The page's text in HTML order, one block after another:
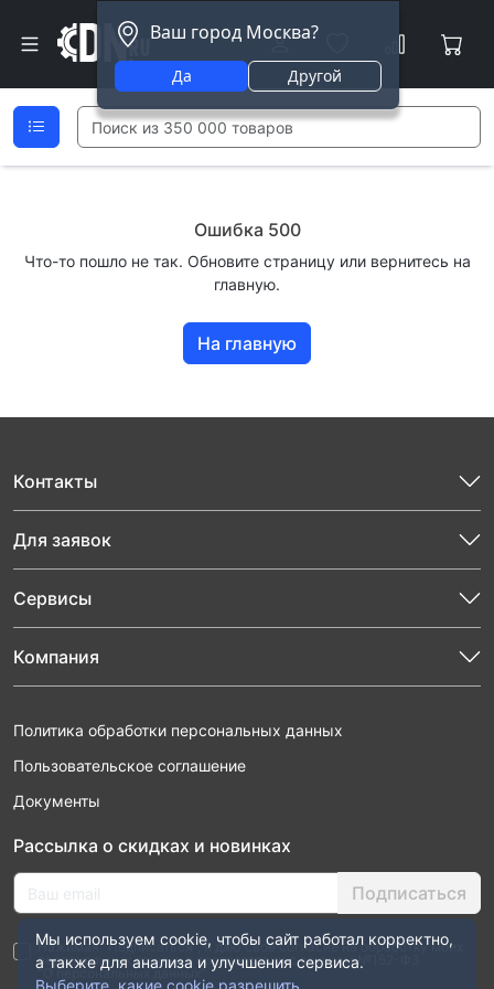
Ваш город Москва?
Да Другой
Ошибка 500
Что-то пошло не так. Обновите страницу или вернитесь на
главную.
На главную
Контакты
Для заявок
Сервисы
Компания
Политика обработки персональных данных
Пользовательское соглашение
Документы
Рассылка о скидках и новинках
Подписаться
Нажимая “Подписаться”, я даю свое согласие на обработку моих
персональных данных в соответствии с законом №152-ФЗ
“О персональных данных”
Мы используем cookie, чтобы сайт работал корректно,
а также для анализа и улучшения сервиса.
Выберите, какие cookie разрешить